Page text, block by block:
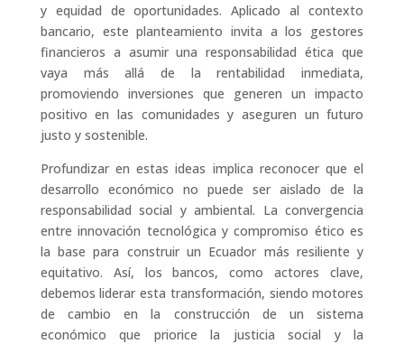
y equidad de oportunidades. Aplicado al contexto
bancario, este planteamiento invita a los gestores
financieros a asumir una responsabilidad ética que
vaya más allá de la rentabilidad inmediata,
promoviendo inversiones que generen un impacto
positivo en las comunidades y aseguren un futuro
justo y sostenible.
Profundizar en estas ideas implica reconocer que el
desarrollo económico no puede ser aislado de la
responsabilidad social y ambiental. La convergencia
entre innovación tecnológica y compromiso ético es
la base para construir un Ecuador más resiliente y
equitativo. Así, los bancos, como actores clave,
debemos liderar esta transformación, siendo motores
de cambio en la construcción de un sistema
económico que priorice la justicia social y la